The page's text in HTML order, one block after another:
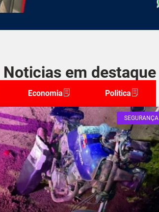
Noticias em destaque
Economia Politica
SEGURANÇA